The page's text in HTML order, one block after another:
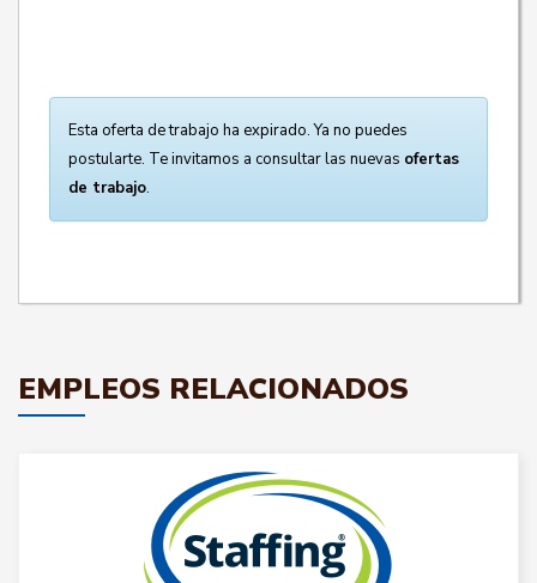
Esta oferta de trabajo ha expirado. Ya no puedes
postularte. Te invitamos a consultar las nuevas ofertas
de trabajo.
EMPLEOS RELACIONADOS